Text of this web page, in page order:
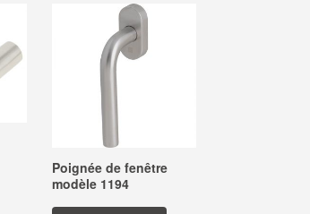
Poignée de fenêtre
modèle 1194